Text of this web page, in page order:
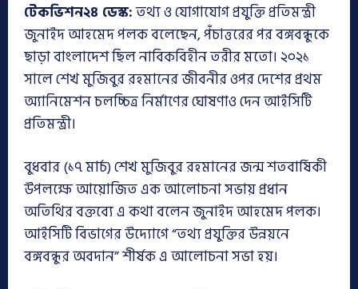
টেকভিশন২৪ ডেস্ক:তথ্য ও যোগাযোগ প্রযুক্তি প্রতিমন্ত্রী
জুনাইদ আহমেদ পলক বলেছেন, পঁচাত্তরের পর বঙ্গবন্ধুকে
ছাড়া বাংলাদেশ ছিল নাবিকবিহীন তরীর মতো। ২০২১
সালে শেখ মুজিবুর রহমানের জীবনীর ওপর দেশের প্রথম
অ্যানিমেশন চলচ্চিত্র নির্মাণের ঘোষণাও দেন আইসিটি
প্রতিমন্ত্রী।
বুধবার (১৭ মার্চ) শেখ মুজিবুর রহমানের জন্ম শতবার্ষিকী
উপলক্ষে আয়োজিত এক আলোচনা সভায় প্রধান
অতিথির বক্তব্যে এ কথা বলেন জুনাইদ আহমেদ পলক।
আইসিটি বিভাগের উদ্যোগে “তথ্য প্রযুক্তির উন্নয়নে
বঙ্গবন্ধুর অবদান” শীর্ষক এ আলোচনা সভা হয়।